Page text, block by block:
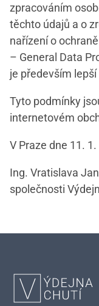
zpracováním
těchto údajů a o
nařízení o
– General Data
je především
Tyto podmínky
internetovém
V Praze dne 11.
Ing. Vratislava
společnosti